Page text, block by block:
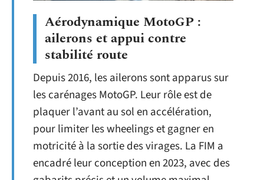
Aérodynamique MotoGP :
ailerons et appui contre
stabilité route
Depuis 2016, les ailerons sont apparus sur
les carénages MotoGP. Leur rôle est de
plaquer l’avant au sol en accélération,
pour limiter les wheelings et gagner en
motricité à la sortie des virages. La FIM a
encadré leur conception en 2023, avec des